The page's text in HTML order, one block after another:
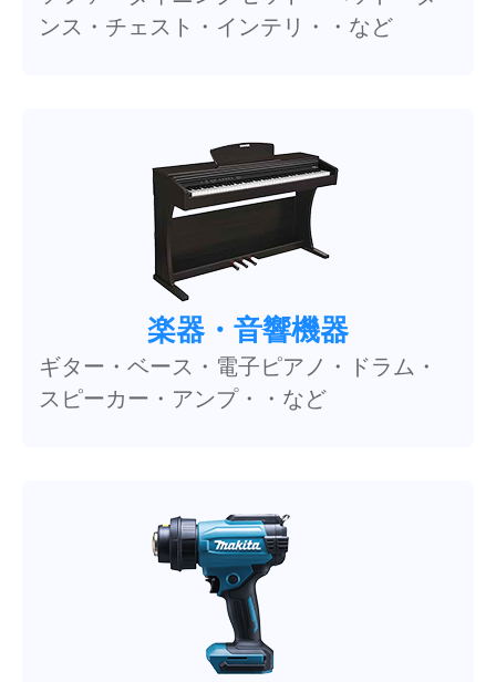
ンス・チェスト・インテリ・・など
楽器・音響機器
ギター・ベース・電子ピアノ・ドラム・
スピーカー・アンプ・・など